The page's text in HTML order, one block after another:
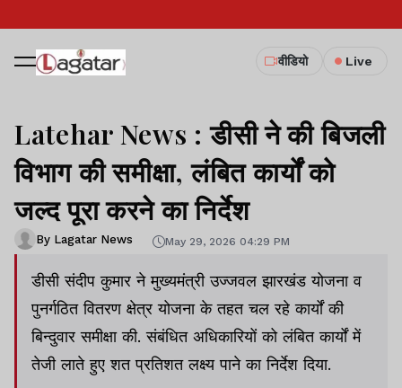
वीडियो Live
Latehar News : डीसी ने की बिजली
विभाग की समीक्षा, लंबित कार्यों को
जल्द पूरा करने का निर्देश
By Lagatar News May 29, 2026 04:29 PM
डीसी संदीप कुमार ने मुख्यमंत्री उज्जवल झारखंड योजना व
पुनर्गठित वितरण क्षेत्र योजना के तहत चल रहे कार्यों की
बिन्दुवार समीक्षा की. संबंधित अधिकारियों को लंबित कार्यों में
तेजी लाते हुए शत प्रतिशत लक्ष्य पाने का निर्देश दिया.